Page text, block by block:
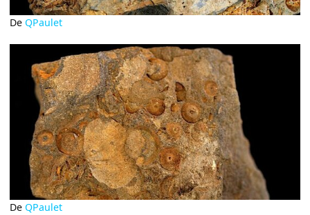
De QPaulet
De QPaulet